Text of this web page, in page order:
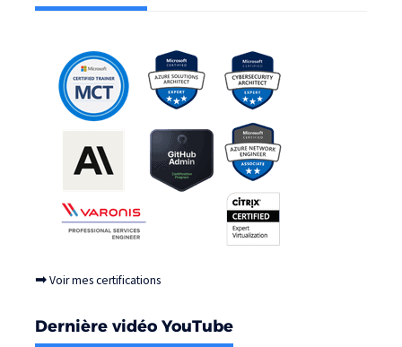
➡Voir mes certifications
Dernière vidéo YouTube